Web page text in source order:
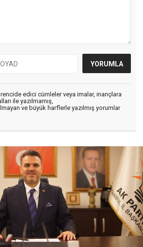
edici cümleler veya imalar, inançlara
ile yazılmamış,
ve büyük harflerle yazılmış yorumlar